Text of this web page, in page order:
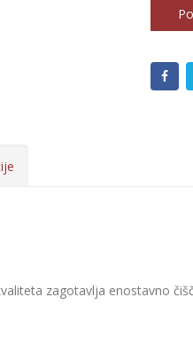
zagotavlja enostavno